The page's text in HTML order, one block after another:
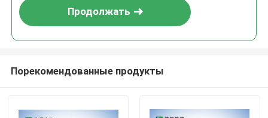
Продолжать
Порекомендованные продукты